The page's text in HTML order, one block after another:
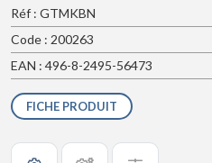
Réf : GTMKBN
Code : 200263
EAN : 496-8-2495-56473
FICHE PRODUIT